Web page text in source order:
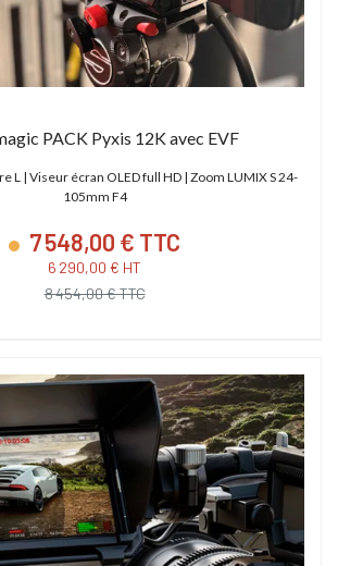
PACK Pyxis 12K avec EVF
L | Viseur écran OLED full HD | Zoom LUMIX S 24-
105mm F4
7 548,00 € TTC
6 290,00 € HT
8 454,00 € TTC